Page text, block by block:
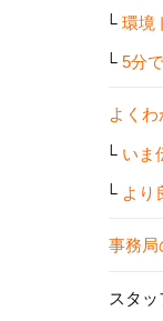
環境
5分
よくわ
いま
より
事務局
スタ